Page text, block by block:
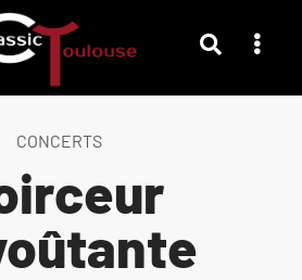
CONCERTS